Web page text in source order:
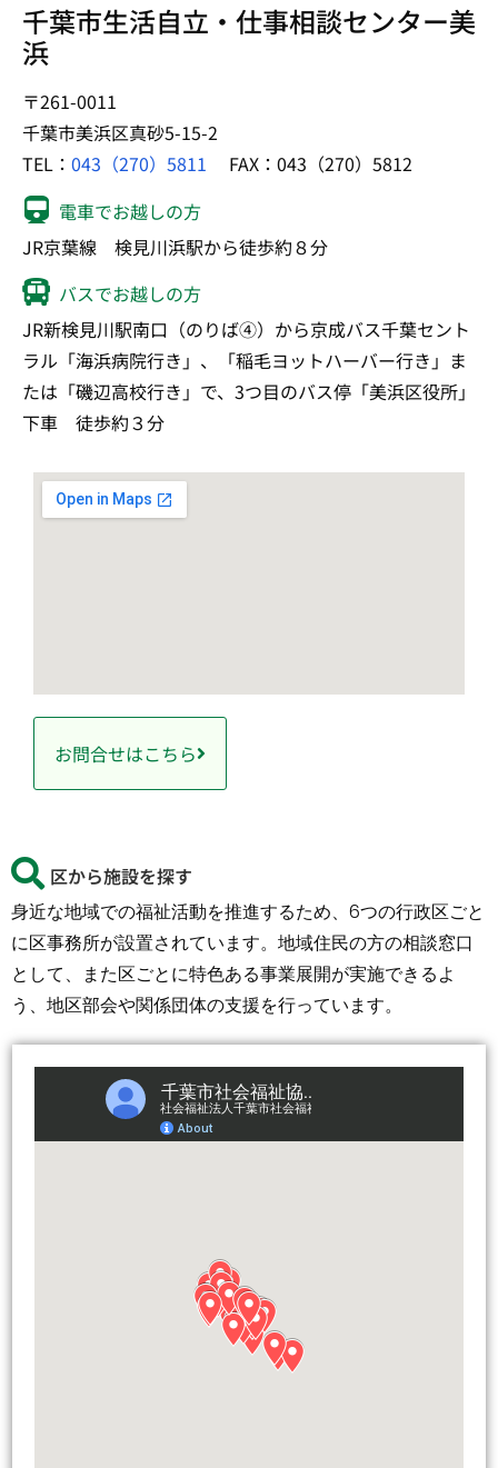
千葉市生活自立・仕事相談センター美
浜
〒261-0011
千葉市美浜区真砂5-15-2
TEL： 043（270）5811 FAX：043（270）5812
電車でお越しの方
JR京葉線 検見川浜駅から徒歩約８分
バスでお越しの方
JR新検見川駅南口（のりば④）から京成バス千葉セント
ラル「海浜病院行き」、「稲毛ヨットハーバー行き」ま
たは「磯辺高校行き」で、3つ目のバス停「美浜区役所」
下車 徒歩約３分
お問合せはこちら
区から施設を探す
身近な地域での福祉活動を推進するため、6つの行政区ごと
に区事務所が設置されています。地域住民の方の相談窓口
として、また区ごとに特色ある事業展開が実施できるよ
う、地区部会や関係団体の支援を行っています。